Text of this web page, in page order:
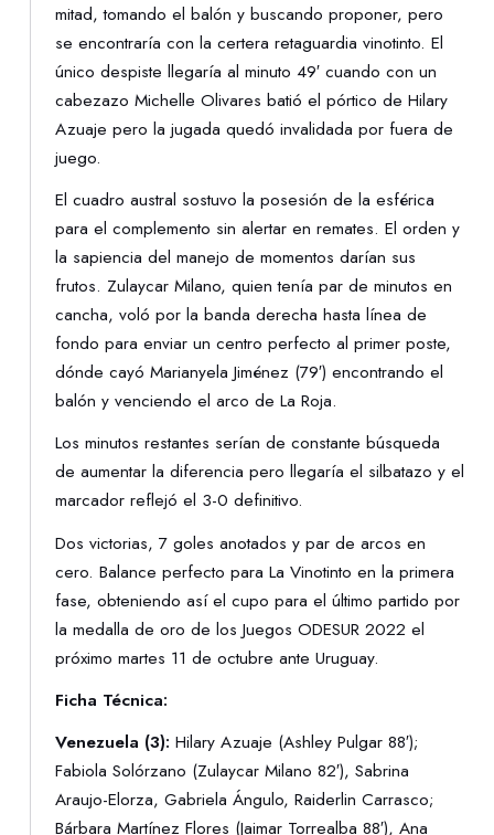
mitad, tomando el balón y buscando proponer, pero
se encontraría con la certera retaguardia vinotinto. El
único despiste llegaría al minuto 49′ cuando con un
cabezazo Michelle Olivares batió el pórtico de Hilary
Azuaje pero la jugada quedó invalidada por fuera de
juego.
El cuadro austral sostuvo la posesión de la esférica
para el complemento sin alertar en remates. El orden y
la sapiencia del manejo de momentos darían sus
frutos. Zulaycar Milano, quien tenía par de minutos en
cancha, voló por la banda derecha hasta línea de
fondo para enviar un centro perfecto al primer poste,
dónde cayó Marianyela Jiménez (79′) encontrando el
balón y venciendo el arco de La Roja.
Los minutos restantes serían de constante búsqueda
de aumentar la diferencia pero llegaría el silbatazo y el
marcador reflejó el 3-0 definitivo.
Dos victorias, 7 goles anotados y par de arcos en
cero. Balance perfecto para La Vinotinto en la primera
fase, obteniendo así el cupo para el último partido por
la medalla de oro de los Juegos ODESUR 2022 el
próximo martes 11 de octubre ante Uruguay.
Ficha Técnica:
Venezuela (3): Hilary Azuaje (Ashley Pulgar 88′);
Fabiola Solórzano (Zulaycar Milano 82′), Sabrina
Araujo-Elorza, Gabriela Ángulo, Raiderlin Carrasco;
Bárbara Martínez Flores (Jaimar Torrealba 88′), Ana